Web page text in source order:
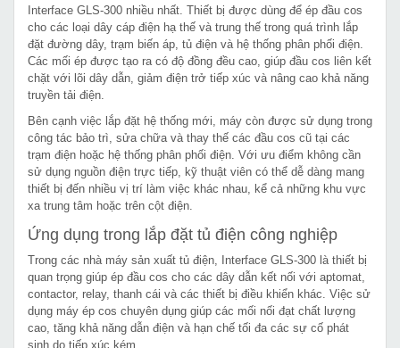
Interface GLS-300 nhiều nhất. Thiết bị được dùng để ép đầu cos
cho các loại dây cáp điện hạ thế và trung thế trong quá trình lắp
đặt đường dây, trạm biến áp, tủ điện và hệ thống phân phối điện.
Các mối ép được tạo ra có độ đồng đều cao, giúp đầu cos liên kết
chặt với lõi dây dẫn, giảm điện trở tiếp xúc và nâng cao khả năng
truyền tải điện.
Bên cạnh việc lắp đặt hệ thống mới, máy còn được sử dụng trong
công tác bảo trì, sửa chữa và thay thế các đầu cos cũ tại các
trạm điện hoặc hệ thống phân phối điện. Với ưu điểm không cần
sử dụng nguồn điện trực tiếp, kỹ thuật viên có thể dễ dàng mang
thiết bị đến nhiều vị trí làm việc khác nhau, kể cả những khu vực
xa trung tâm hoặc trên cột điện.
Ứng dụng trong lắp đặt tủ điện công nghiệp
Trong các nhà máy sản xuất tủ điện, Interface GLS-300 là thiết bị
quan trọng giúp ép đầu cos cho các dây dẫn kết nối với aptomat,
contactor, relay, thanh cái và các thiết bị điều khiển khác. Việc sử
dụng máy ép cos chuyên dụng giúp các mối nối đạt chất lượng
cao, tăng khả năng dẫn điện và hạn chế tối đa các sự cố phát
sinh do tiếp xúc kém.